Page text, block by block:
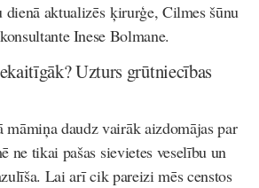
dienā aktualizēsķirurģe, Cilmes šūnu
Inese Bolmane.
Uzturs grūtniecības
daudz vairāk aizdomājas par
ne tikai pašas sievietes veselību un
Lai arī cik pareizi mēs censtos